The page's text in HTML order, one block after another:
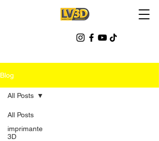
Blog
All Posts
imprimante
3D
All Posts